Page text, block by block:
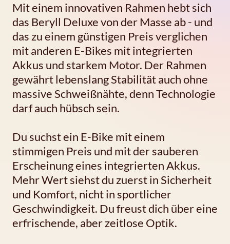
Mit einem innovativen Rahmen hebt sich
das Beryll Deluxe von der Masse ab - und
das zu einem günstigen Preis verglichen
mit anderen E-Bikes mit integrierten
Akkus und starkem Motor. Der Rahmen
gewährt lebenslang Stabilität auch ohne
massive Schweißnähte, denn Technologie
darf auch hübsch sein.
Du suchst ein E-Bike mit einem
stimmigen Preis und mit der sauberen
Erscheinung eines integrierten Akkus.
Mehr Wert siehst du zuerst in Sicherheit
und Komfort, nicht in sportlicher
Geschwindigkeit. Du freust dich über eine
erfrischende, aber zeitlose Optik.